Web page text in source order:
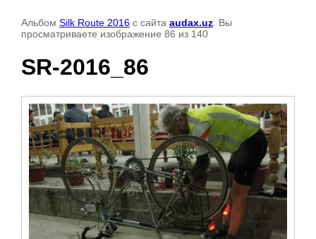
Альбом Silk Route 2016 с сайта audax.uz . Вы
просматриваете изображение 86 из 140
SR-2016_86